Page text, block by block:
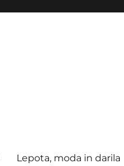
Lepota, moda in darila